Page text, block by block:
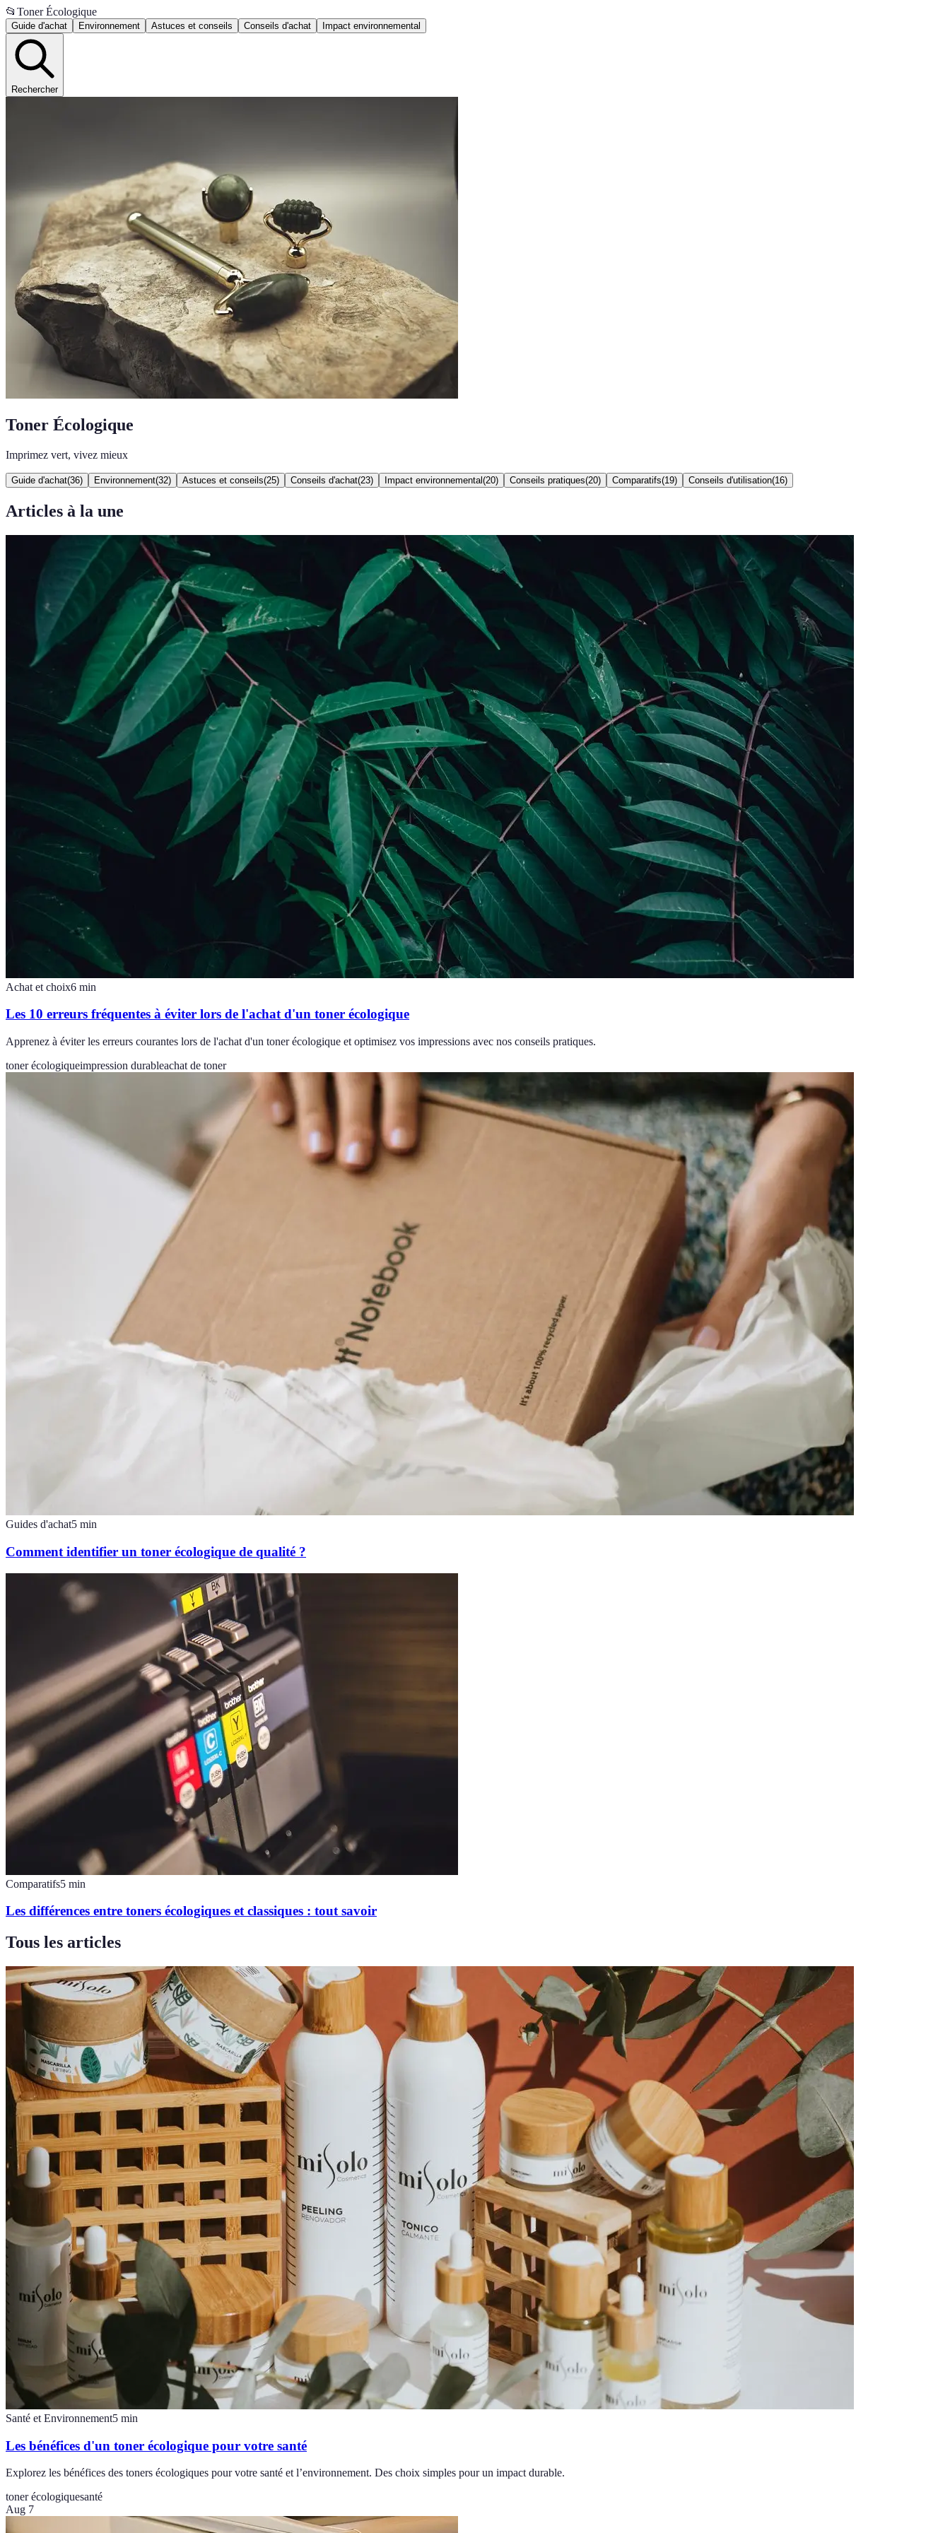
📂 Toner Écologique
Guide d'achat Environnement Astuces et conseils Conseils d'achat Impact environnemental
Rechercher
Toner Écologique
Imprimez vert, vivez mieux
Guide d'achat(36) Environnement(32) Astuces et conseils(25) Conseils d'achat(23) Impact environnemental (20) Conseils pratiques(20) Comparatifs(19) Conseils d'utilisation(16)
Articles à la une
Achat et choix6 min
Les 10 erreurs fréquentes à éviter lors de l'achat d'un toner écologique
Apprenez à éviter les erreurs courantes lors de l'achat d'un toner écologique et optimisez vos impressions avec nos conseils pratiques.
toner écologiqueimpression durableachat de toner
Guides d'achat5 min
Comment identifier un toner écologique de qualité ?
Comparatifs5 min
Les différences entre toners écologiques et classiques : tout savoir
Tous les articles
Santé et Environnement5 min
Les bénéfices d'un toner écologique pour votre santé
Explorez les bénéfices des toners écologiques pour votre santé et l’environnement. Des choix simples pour un impact durable.
toner écologiquesanté
Aug 7